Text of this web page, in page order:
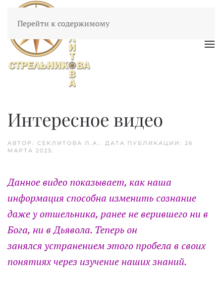
Перейти к содержимому
Интересное видео
АВТОР: СЕКЛИТОВА Л.А.. ДАТА ПУБЛИКАЦИИ: 26
МАРТА 2025.
Данное видео показывает, как наша
информация способна изменить сознание
даже у отшельника, ранее не верившего ни в
Бога, ни в Дьявола. Теперь он
занялся устранением этого пробела в своих
понятиях через изучение наших знаний.